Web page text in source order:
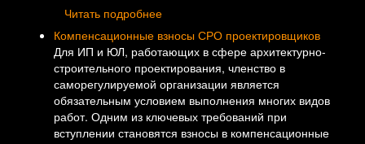
Читать подробнее
Компенсационные взносы СРО проектировщиков
Для ИП и ЮЛ, работающих в сфере архитектурно-
строительного проектирования, членство в
саморегулируемой организации является
обязательным условием выполнения многих видов
работ. Одним из ключевых требований при
вступлении становятся взносы в компенсационные